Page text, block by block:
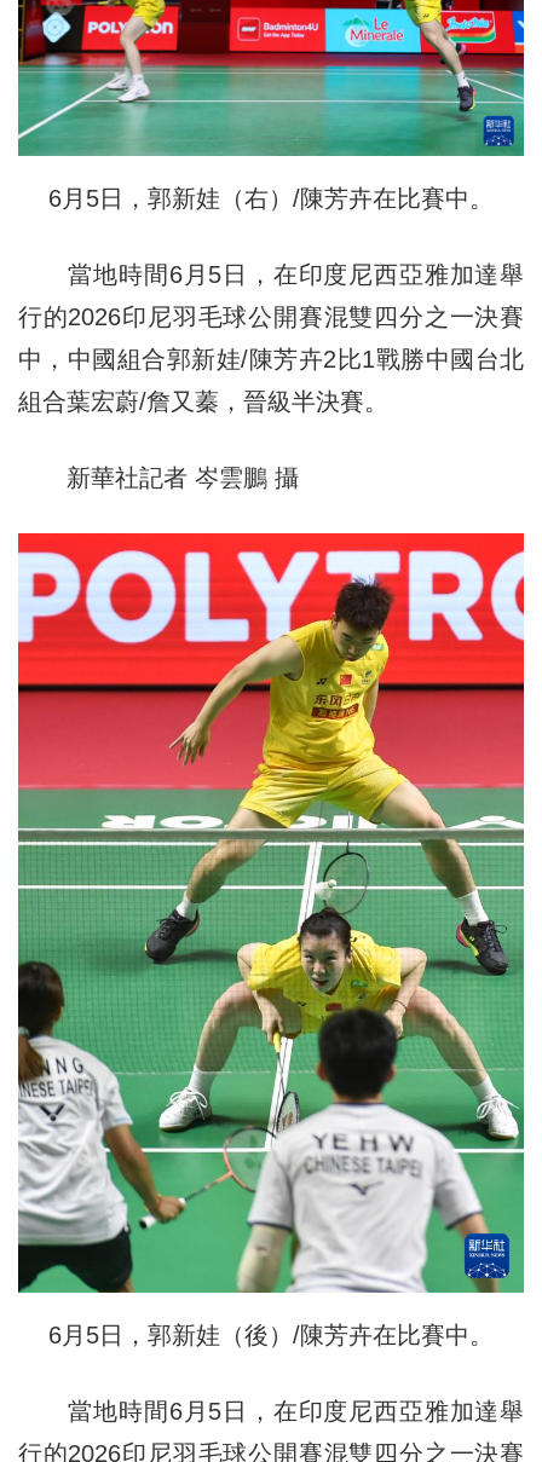
6月5日，郭新娃（右）/陳芳卉在比賽中。
當地時間6月5日，在印度尼西亞雅加達舉
行的2026印尼羽毛球公開賽混雙四分之一決賽
中，中國組合郭新娃/陳芳卉2比1戰勝中國台北
組合葉宏蔚/詹又蓁，晉級半決賽。
新華社記者 岑雲鵬 攝
6月5日，郭新娃（後）/陳芳卉在比賽中。
當地時間6月5日，在印度尼西亞雅加達舉
行的2026印尼羽毛球公開賽混雙四分之一決賽